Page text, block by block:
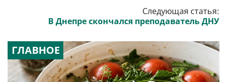
Следующая статья:
В Днепре скончался преподаватель ДНУ
ГЛАВНОЕ